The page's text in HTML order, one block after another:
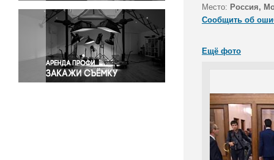
Светская жизнь
Спорт
Экология
Экономика и бизнес
Место: Россия,
Сообщить об
Ещё фото